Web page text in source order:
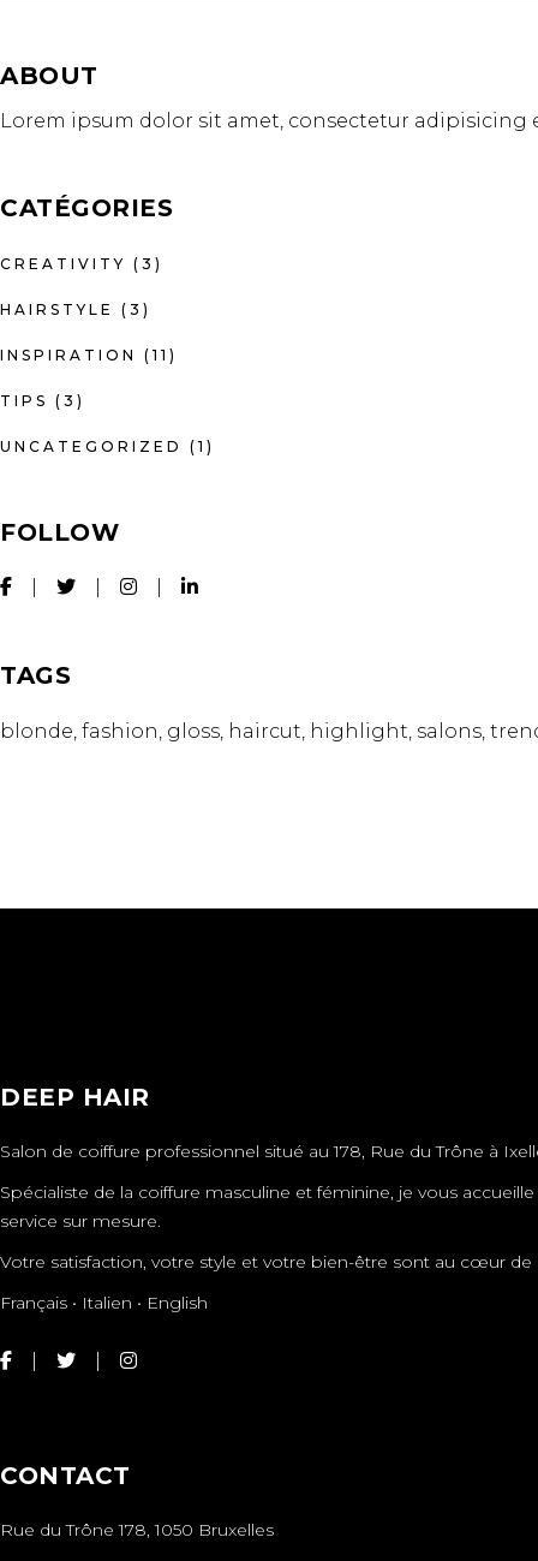
ABOUT
Lorem ipsum dolor sit amet, consectetur
CATÉGORIES
CREATIVITY (3)
HAIRSTYLE (3)
INSPIRATION (11)
TIPS (3)
UNCATEGORIZED (1)
FOLLOW
TAGS
blonde fashion gloss haircut highlight salons
DEEP HAIR
Salon de coiffure professionnel situé au 178, Rue du Trône à
Spécialiste de la coiffure masculine et féminine, je vous
service sur mesure.
Votre satisfaction, votre style et votre bien-être sont au cœur
Français • Italien • English
CONTACT
Rue du Trône 178, 1050 Bruxelles